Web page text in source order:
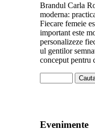
Brandul Carla
moderna:
Fiecare femeie
important este
personalizeze
ul gentilor
conceput pentru
Evenimente